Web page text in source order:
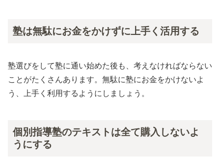
塾は無駄にお金をかけずに上手く活用する
塾選びをして塾に通い始めた後も、考えなければならない
ことがたくさんあります。無駄に塾にお金をかけないよ
う、上手く利用するようにしましょう。
個別指導塾のテキストは全て購入しないよ
うにする